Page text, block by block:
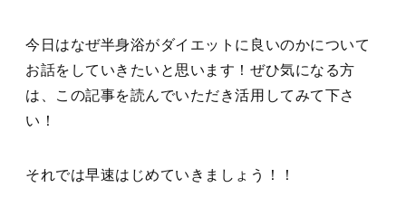
今日はなぜ半身浴がダイエットに良いのかについて
お話をしていきたいと思います！ぜひ気になる方
は、この記事を読んでいただき活用してみて下さ
い！
それでは早速はじめていきましょう！！